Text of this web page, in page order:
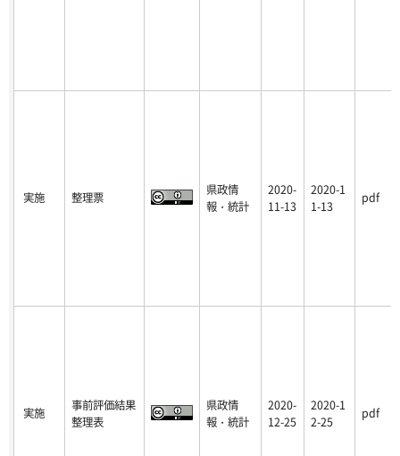
実施 整理票
県政情
報・統計
2020-
11-13
2020-1
1-13
pdf
実施
事前評価結果
整理表
県政情
報・統計
2020-
12-25
2020-1
2-25
pdf